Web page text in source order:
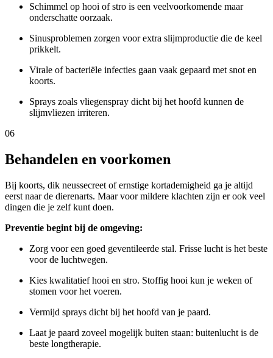
Schimmel op hooi of stro is een veelvoorkomende maar
onderschatte oorzaak.
Sinusproblemen zorgen voor extra slijmproductie die de keel
prikkelt.
Virale of bacteriële infecties gaan vaak gepaard met snot en
koorts.
Sprays zoals vliegenspray dicht bij het hoofd kunnen de
slijmvliezen irriteren.
06
Behandelen en voorkomen
Bij koorts, dik neussecreet of ernstige kortademigheid ga je altijd
eerst naar de dierenarts. Maar voor mildere klachten zijn er ook veel
dingen die je zelf kunt doen.
Preventie begint bij de omgeving:
Zorg voor een goed geventileerde stal. Frisse lucht is het beste
voor de luchtwegen.
Kies kwalitatief hooi en stro. Stoffig hooi kun je weken of
stomen voor het voeren.
Vermijd sprays dicht bij het hoofd van je paard.
Laat je paard zoveel mogelijk buiten staan: buitenlucht is de
beste longtherapie.